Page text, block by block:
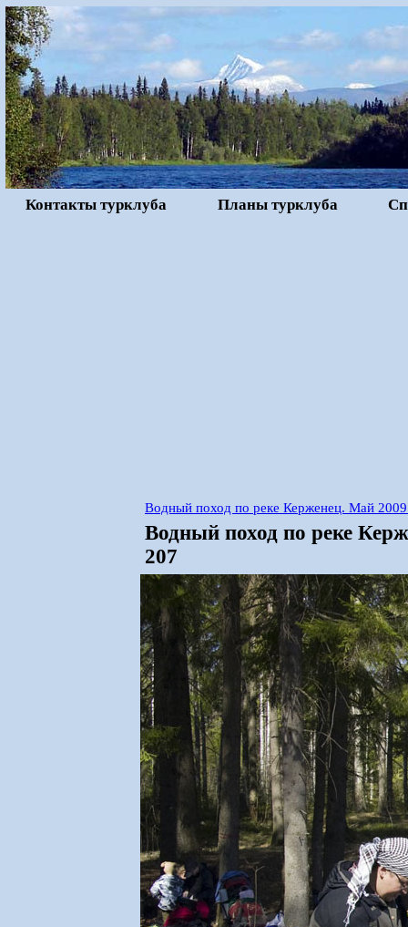
Контакты турклуба Планы турклуба
Водный поход по реке Керженец. Май
Водный поход по реке
207